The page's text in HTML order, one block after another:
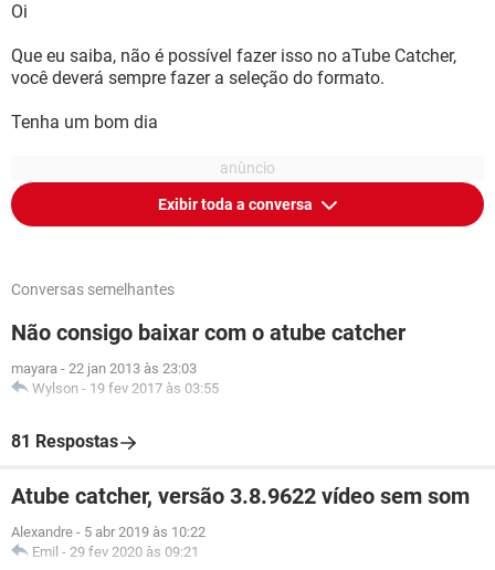
Oi
Que eu saiba, não é possível fazer isso no aTube Catcher,
você deverá sempre fazer a seleção do formato.
Tenha um bom dia
Exibir toda a conversa
Conversas semelhantes
Não consigo baixar com o atube catcher
mayara - 22 jan 2013 às 23:03
Wylson - 19 fev 2017 às 03:55
81 Respostas
Atube catcher, versão 3.8.9622 vídeo sem som
Alexandre - 5 abr 2019 às 10:22
Emil - 29 fev 2020 às 09:21